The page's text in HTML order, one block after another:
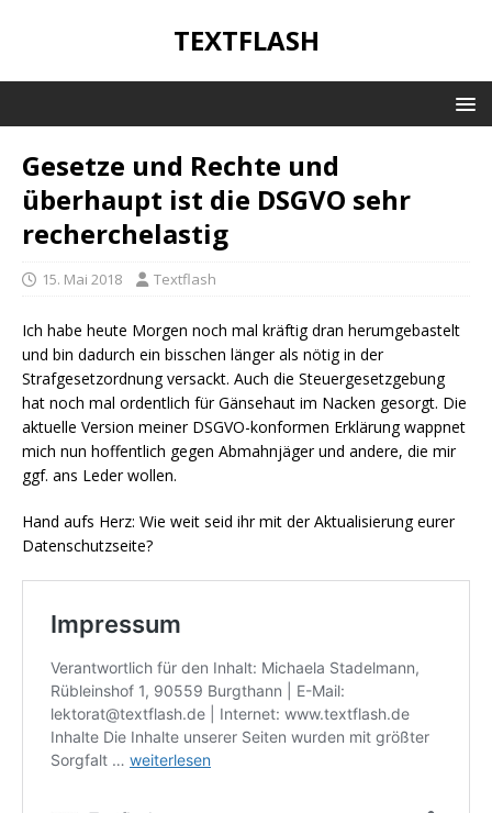
TEXTFLASH
Gesetze und Rechte und
überhaupt ist die DSGVO sehr
recherchelastig
15. Mai 2018 Textflash
Ich habe heute Morgen noch mal kräftig dran herumgebastelt
und bin dadurch ein bisschen länger als nötig in der
Strafgesetzordnung versackt. Auch die Steuergesetzgebung
hat noch mal ordentlich für Gänsehaut im Nacken gesorgt. Die
aktuelle Version meiner DSGVO-konformen Erklärung wappnet
mich nun hoffentlich gegen Abmahnjäger und andere, die mir
ggf. ans Leder wollen.
Hand aufs Herz: Wie weit seid ihr mit der Aktualisierung eurer
Datenschutzseite?